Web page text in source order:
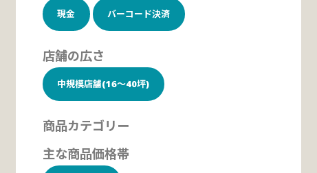
現金 バーコード決済
店舗の広さ
中規模店舗(16～40坪)
商品カテゴリー
主な商品価格帯